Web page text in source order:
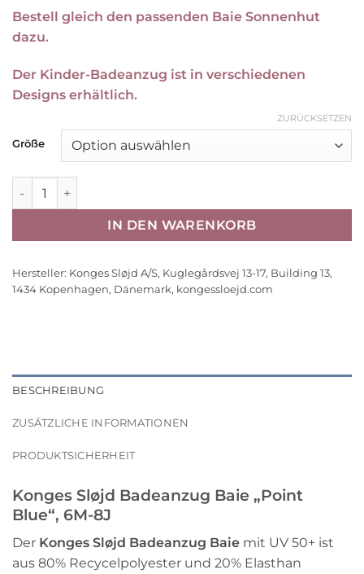
Bestell gleich den passenden Baie Sonnenhut
dazu.
Der Kinder-Badeanzug ist in verschiedenen
Designs erhältlich.
Größe
ZURÜCKSETZEN
Konges Sløjd Badeanzug Baie „Point Blue“, Gr. 68-98
IN DEN WARENKORB
Hersteller: Konges Sløjd A/S, Kuglegårdsvej 13-17, Building 13,
1434 Kopenhagen, Dänemark, kongessloejd.com
BESCHREIBUNG
ZUSÄTZLICHE INFORMATIONEN
PRODUKTSICHERHEIT
Konges Sløjd Badeanzug Baie „Point
Blue“, 6M-8J
Der Konges Sløjd Badeanzug Baie mit UV 50+ ist
aus 80% Recycelpolyester und 20% Elasthan